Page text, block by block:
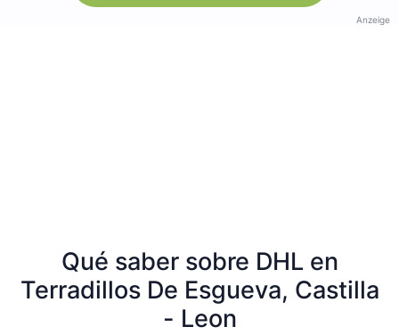
Anzeige
Qué saber sobre DHL en
Terradillos De Esgueva, Castilla
- Leon